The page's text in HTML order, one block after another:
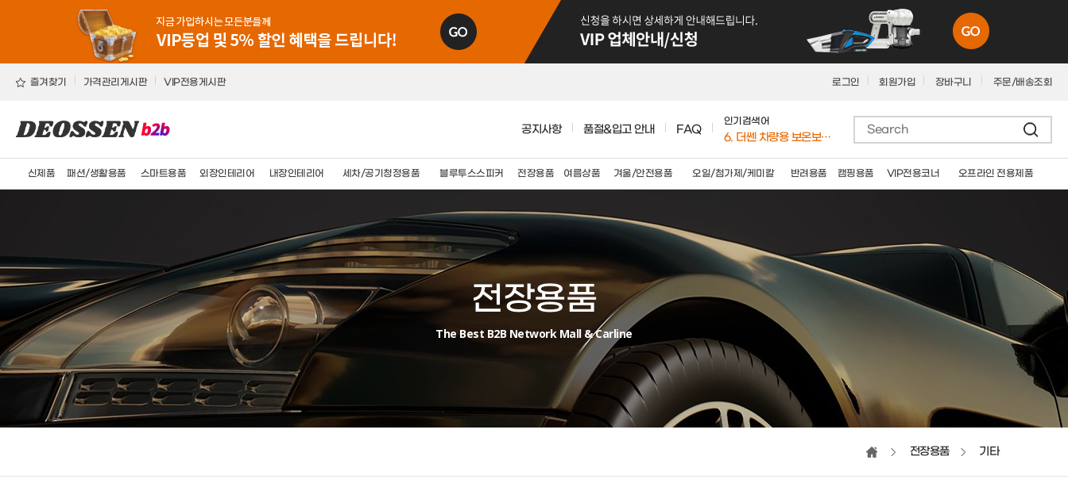
즐겨찾기 가격관리게시판 VIP전용게시판 로그인 회원가입 장바구니 주문/배송조회
공지사항 품절&입고 안내 FAQ
인기검색어
1. 버킷돌리+고급형바퀴세트
2. 더쎈 태양광 LED 야광 차량 전화번호알림(단종됨)
4. 더쎈 차량용 유선 청소기 12V
7. 더쎈 트리플 엑스 실리콘 와이퍼 650mm
9. 더쎈 차량용 슬림플러스 3D 통풍 쿨시트
10. 더쎈 5세대 브러쉬매트
신제품 패션/생활용품 스마트용품 외장인테리어 내장인테리어 세차/공기청정용품 블루투스스피커 전장용품 여름상품 겨울/안전용품 오일/첨가제/케미칼 반려용품 캠핑용품 VIP전용코너 오프라인 전용제품
전장용품
The Best B2B Network Mall & Carline
전장용품 기타